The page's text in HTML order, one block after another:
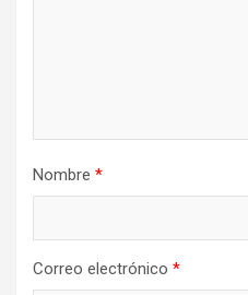
Nombre *
Correo electrónico *